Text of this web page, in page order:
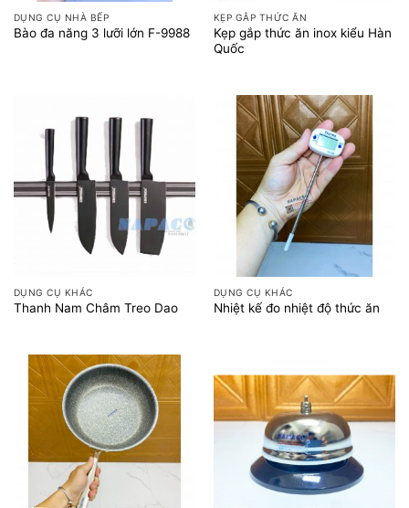
DỤNG CỤ NHÀ BẾP
Bào đa năng 3 lưỡi lớn F-9988
KẸP GẮP THỨC ĂN
Kẹp gắp thức ăn inox kiểu Hàn
Quốc
DỤNG CỤ KHÁC
Thanh Nam Châm Treo Dao
DỤNG CỤ KHÁC
Nhiệt kế đo nhiệt độ thức ăn